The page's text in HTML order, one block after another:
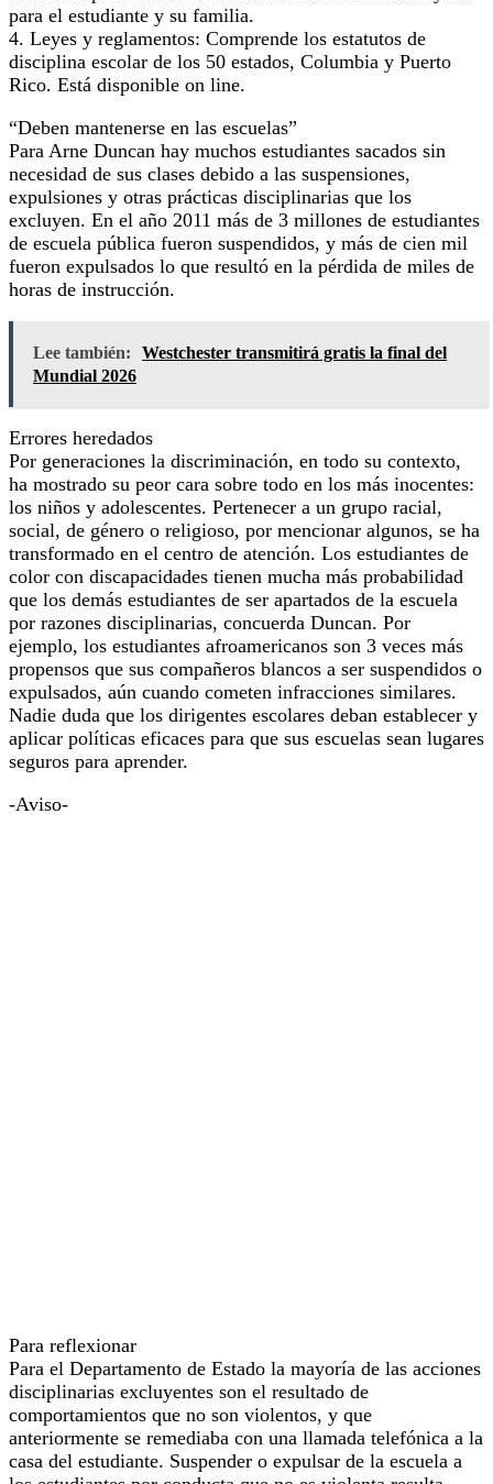
para el estudiante y su familia.
4. Leyes y reglamentos: Comprende los estatutos de
disciplina escolar de los 50 estados, Columbia y Puerto
Rico. Está disponible on line.
“Deben mantenerse en las escuelas”
Para Arne Duncan hay muchos estudiantes sacados sin
necesidad de sus clases debido a las suspensiones,
expulsiones y otras prácticas disciplinarias que los
excluyen. En el año 2011 más de 3 millones de estudiantes
de escuela pública fueron suspendidos, y más de cien mil
fueron expulsados lo que resultó en la pérdida de miles de
horas de instrucción.
Lee también:
Westchester transmitirá gratis la final del
Mundial 2026
Errores heredados
Por generaciones la discriminación, en todo su contexto,
ha mostrado su peor cara sobre todo en los más inocentes:
los niños y adolescentes. Pertenecer a un grupo racial,
social, de género o religioso, por mencionar algunos, se ha
transformado en el centro de atención. Los estudiantes de
color con discapacidades tienen mucha más probabilidad
que los demás estudiantes de ser apartados de la escuela
por razones disciplinarias, concuerda Duncan. Por
ejemplo, los estudiantes afroamericanos son 3 veces más
propensos que sus compañeros blancos a ser suspendidos o
expulsados, aún cuando cometen infracciones similares.
Nadie duda que los dirigentes escolares deban establecer y
aplicar políticas eficaces para que sus escuelas sean lugares
seguros para aprender.
-Aviso-
Para reflexionar
Para el Departamento de Estado la mayoría de las acciones
disciplinarias excluyentes son el resultado de
comportamientos que no son violentos, y que
anteriormente se remediaba con una llamada telefónica a la
casa del estudiante. Suspender o expulsar de la escuela a